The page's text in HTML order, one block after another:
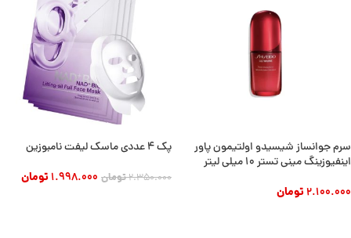
سرم جوانساز شیسیدو اولتیمون پاور
اینفیوزینگ مینی تستر 10 میلی لیتر
2.100.000تومان
پک ۴ عددی ماسک لیفت نامبوزین
2.350.000تومان 1.998.000تومان